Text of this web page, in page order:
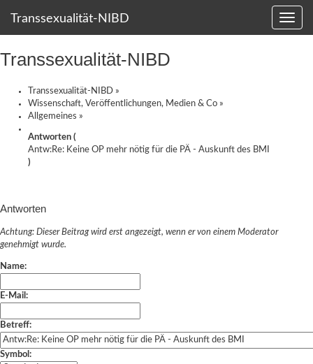
Transsexualität-NIBD
Transsexualität-NIBD
Transsexualität-NIBD »
Wissenschaft, Veröffentlichungen, Medien & Co »
Allgemeines »
Antworten (
Antw:Re: Keine OP mehr nötig für die PÄ - Auskunft des BMI
)
Antworten
Achtung: Dieser Beitrag wird erst angezeigt, wenn er von einem Moderator
genehmigt wurde.
Name:
E-Mail:
Betreff:
Symbol: